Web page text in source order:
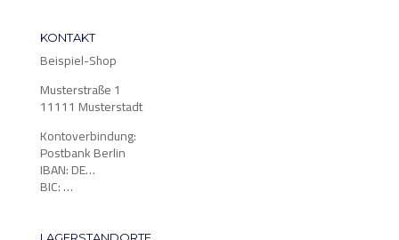
KONTAKT
Beispiel-Shop
Musterstraße 1
11111 Musterstadt
Kontoverbindung:
Postbank Berlin
IBAN: DE…
BIC: …